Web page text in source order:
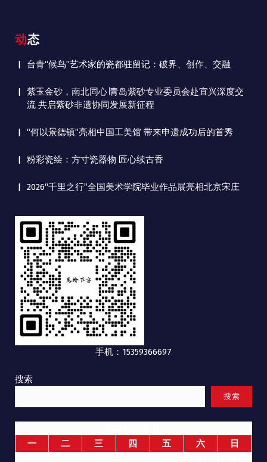
动态
台青“候鸟”艺术家的瓷都驻留记：破界、创作、交融
紫玉金砂，南北同心∣青岛紫砂专业委员会赴宜兴深度交
流 共启紫砂非遗协同发展新征程
“何以景德镇”亮相中国工美馆 带来申遗成功后的首秀
粉彩瓷绘：方寸瓷器物 匠心续古香
2026“千里之行”全国美术学院毕业作品展亮相北京宋庄
手机：15359366697
搜索
搜索
一
二 三 四 五 六
日